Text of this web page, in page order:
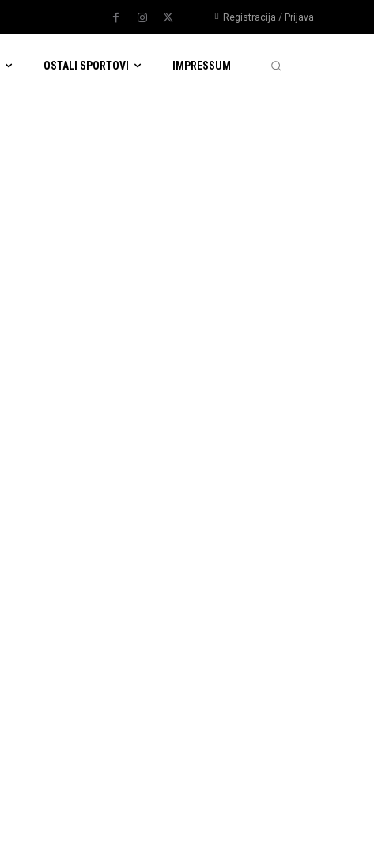
Registracija / Prijava
OSTALI SPORTOVI IMPRESSUM